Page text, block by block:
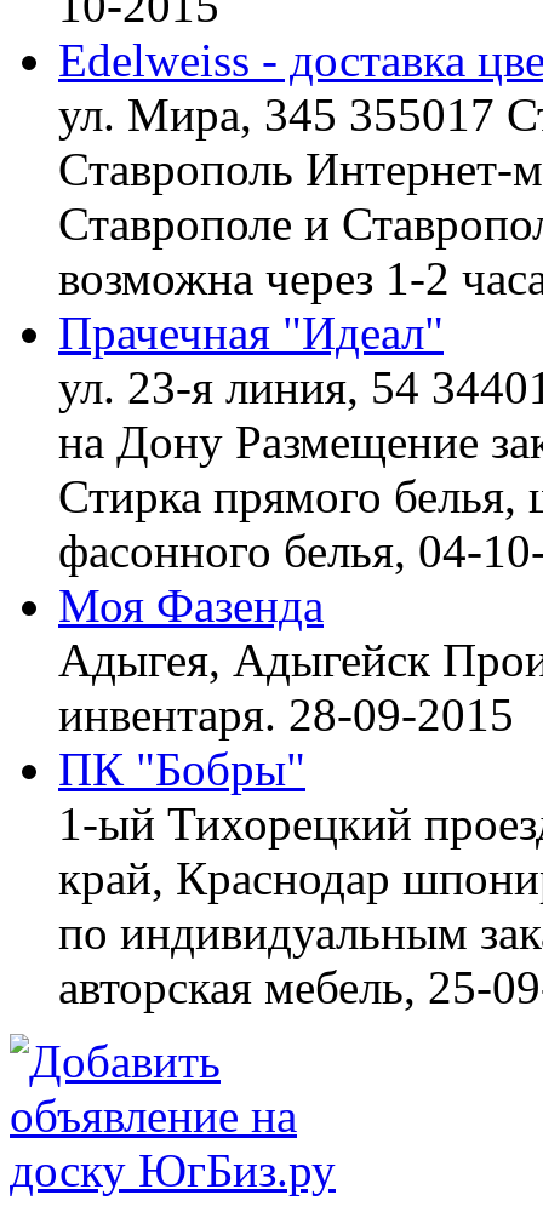
Edelweiss - доставка
ул. Мира, 345 355017
Ставрополь Интернет-
Ставрополе и
возможна через 1-2
Прачечная "Идеал"
ул. 23-я линия, 54
на Дону Размещение
Стирка прямого
фасонного белья, 04-
Моя Фазенда
Адыгея, Адыгейск
инвентаря. 28-09-2015
ПК "Бобры"
1-ый Тихорецкий
край, Краснодар
по индивидуальным
авторская мебель, 25-